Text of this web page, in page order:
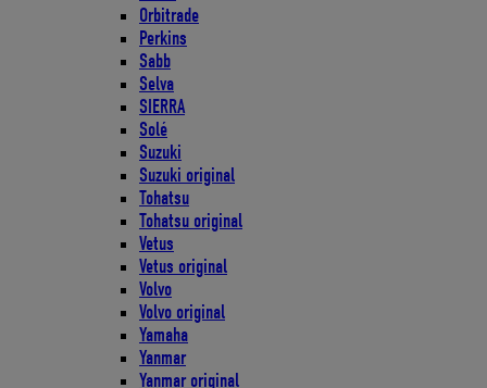
Orbitrade
Perkins
Sabb
Selva
SIERRA
Solé
Suzuki
Suzuki original
Tohatsu
Tohatsu original
Vetus
Vetus original
Volvo
Volvo original
Yamaha
Yanmar
Yanmar original